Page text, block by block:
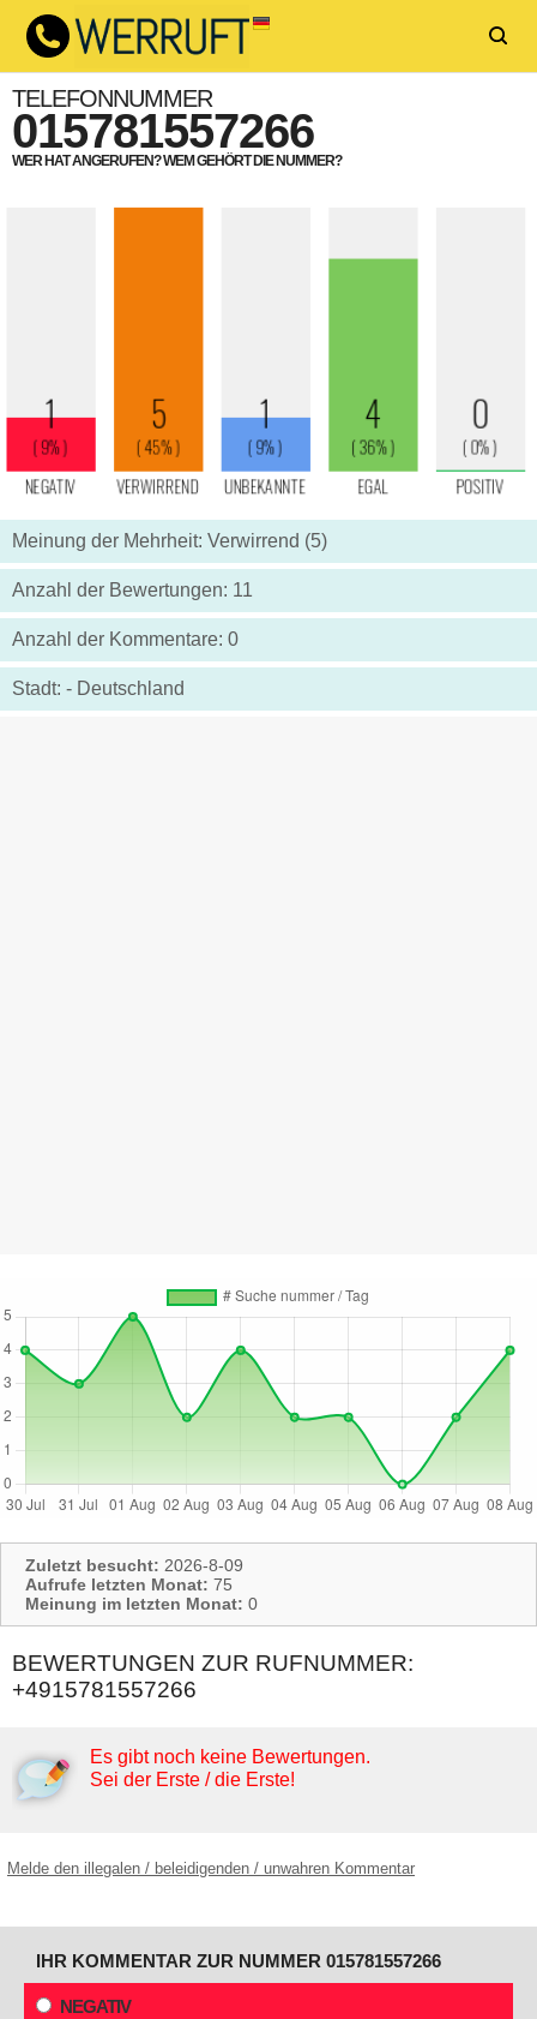
TELEFONNUMMER
015781557266
WER HAT ANGERUFEN? WEM GEHÖRT DIE NUMMER?
Meinung der Mehrheit: Verwirrend (5)
Anzahl der Bewertungen: 11
Anzahl der Kommentare: 0
Stadt: - Deutschland
Zuletzt besucht: 2026-8-09
Aufrufe letzten Monat: 75
Meinung im letzten Monat: 0
BEWERTUNGEN ZUR RUFNUMMER:
+4915781557266
Es gibt noch keine Bewertungen.
Sei der Erste / die Erste!
Melde den illegalen / beleidigenden / unwahren Kommentar
IHR KOMMENTAR ZUR NUMMER 015781557266
NEGATIV